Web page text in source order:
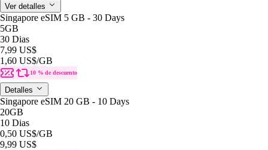
Ver detalles
Singapore eSIM 5 GB - 30 Days
5GB
30 Dias
7,99 US$
1,60 US$/GB
10 % de descuento
Detalles
Singapore eSIM 20 GB - 10 Days
20GB
10 Dias
0,50 US$/GB
9,99 US$